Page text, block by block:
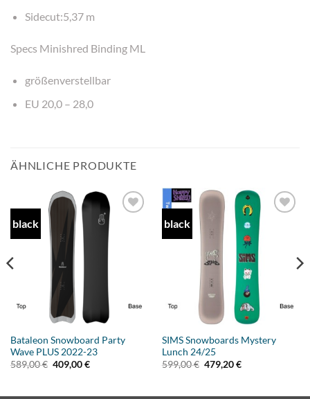
Sidecut:5,37 m
Specs Minishred Binding ML
größenverstellbar
EU 20,0 – 28,0
ÄHNLICHE PRODUKTE
black
Bataleon Snowboard Party
Wave PLUS 2022-23
589,00€ Ursprünglicher
Preis
409,00€Aktueller
black
SIMS Snowboards Mystery
Lunch 24/25
599,00€ Ursprünglicher
Preis
479,20€Aktueller